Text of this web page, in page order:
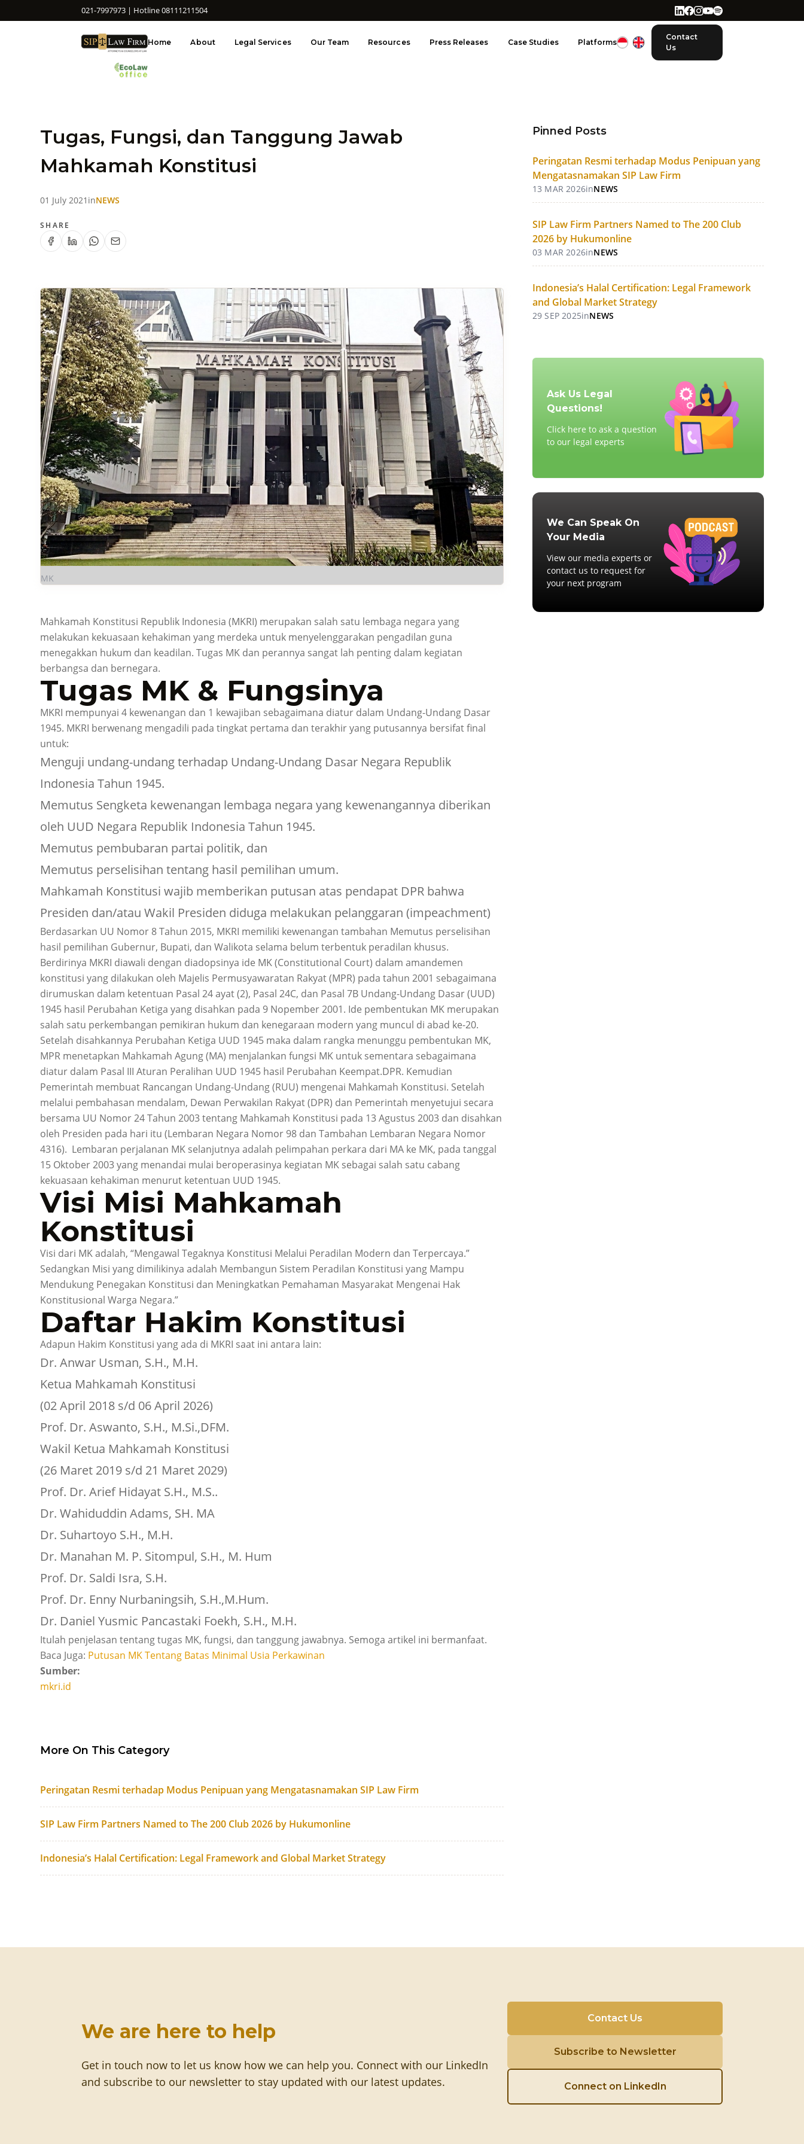
021-7997973 | Hotline 08111211504
Home About Legal Services Our Team Resources Press Releases Case Studies Platforms
Contact
Us
Tugas, Fungsi, dan Tanggung Jawab
Mahkamah Konstitusi
01 July 2021 inNEWS
SHARE
MK
Mahkamah Konstitusi Republik Indonesia (MKRI) merupakan salah satu lembaga negara yang
melakukan kekuasaan kehakiman yang merdeka untuk menyelenggarakan pengadilan guna
menegakkan hukum dan keadilan. Tugas MK dan perannya sangat lah penting dalam kegiatan
berbangsa dan bernegara.
Tugas MK & Fungsinya
MKRI mempunyai 4 kewenangan dan 1 kewajiban sebagaimana diatur dalam Undang-Undang Dasar
1945. MKRI berwenang mengadili pada tingkat pertama dan terakhir yang putusannya bersifat final
untuk:
Menguji undang-undang terhadap Undang-Undang Dasar Negara Republik
Indonesia Tahun 1945.
Memutus Sengketa kewenangan lembaga negara yang kewenangannya diberikan
oleh UUD Negara Republik Indonesia Tahun 1945.
Memutus pembubaran partai politik, dan
Memutus perselisihan tentang hasil pemilihan umum.
Mahkamah Konstitusi wajib memberikan putusan atas pendapat DPR bahwa
Presiden dan/atau Wakil Presiden diduga melakukan pelanggaran (impeachment)
Berdasarkan UU Nomor 8 Tahun 2015, MKRI memiliki kewenangan tambahan Memutus perselisihan
hasil pemilihan Gubernur, Bupati, dan Walikota selama belum terbentuk peradilan khusus.
Berdirinya MKRI diawali dengan diadopsinya ide MK (Constitutional Court) dalam amandemen
konstitusi yang dilakukan oleh Majelis Permusyawaratan Rakyat (MPR) pada tahun 2001 sebagaimana
dirumuskan dalam ketentuan Pasal 24 ayat (2), Pasal 24C, dan Pasal 7B Undang-Undang Dasar (UUD)
1945 hasil Perubahan Ketiga yang disahkan pada 9 Nopember 2001. Ide pembentukan MK merupakan
salah satu perkembangan pemikiran hukum dan kenegaraan modern yang muncul di abad ke-20.
Setelah disahkannya Perubahan Ketiga UUD 1945 maka dalam rangka menunggu pembentukan MK,
MPR menetapkan Mahkamah Agung (MA) menjalankan fungsi MK untuk sementara sebagaimana
diatur dalam Pasal III Aturan Peralihan UUD 1945 hasil Perubahan Keempat.DPR. Kemudian
Pemerintah membuat Rancangan Undang-Undang (RUU) mengenai Mahkamah Konstitusi. Setelah
melalui pembahasan mendalam, Dewan Perwakilan Rakyat (DPR) dan Pemerintah menyetujui secara
bersama UU Nomor 24 Tahun 2003 tentang Mahkamah Konstitusi pada 13 Agustus 2003 dan disahkan
oleh Presiden pada hari itu (Lembaran Negara Nomor 98 dan Tambahan Lembaran Negara Nomor
4316). Lembaran perjalanan MK selanjutnya adalah pelimpahan perkara dari MA ke MK, pada tanggal
15 Oktober 2003 yang menandai mulai beroperasinya kegiatan MK sebagai salah satu cabang
kekuasaan kehakiman menurut ketentuan UUD 1945.
Visi Misi Mahkamah
Konstitusi
Visi dari MK adalah, “Mengawal Tegaknya Konstitusi Melalui Peradilan Modern dan Terpercaya.”
Sedangkan Misi yang dimilikinya adalah Membangun Sistem Peradilan Konstitusi yang Mampu
Mendukung Penegakan Konstitusi dan Meningkatkan Pemahaman Masyarakat Mengenai Hak
Konstitusional Warga Negara.”
Daftar Hakim Konstitusi
Adapun Hakim Konstitusi yang ada di MKRI saat ini antara lain:
Dr. Anwar Usman, S.H., M.H.
Ketua Mahkamah Konstitusi
(02 April 2018 s/d 06 April 2026)
Prof. Dr. Aswanto, S.H., M.Si.,DFM.
Wakil Ketua Mahkamah Konstitusi
(26 Maret 2019 s/d 21 Maret 2029)
Prof. Dr. Arief Hidayat S.H., M.S..
Dr. Wahiduddin Adams, SH. MA
Dr. Suhartoyo S.H., M.H.
Dr. Manahan M. P. Sitompul, S.H., M. Hum
Prof. Dr. Saldi Isra, S.H.
Prof. Dr. Enny Nurbaningsih, S.H.,M.Hum.
Dr. Daniel Yusmic Pancastaki Foekh, S.H., M.H.
Itulah penjelasan tentang tugas MK, fungsi, dan tanggung jawabnya. Semoga artikel ini bermanfaat.
Baca Juga: Putusan MK Tentang Batas Minimal Usia Perkawinan
Sumber:
mkri.id
More On This Category
Peringatan Resmi terhadap Modus Penipuan yang Mengatasnamakan SIP Law Firm
SIP Law Firm Partners Named to The 200 Club 2026 by Hukumonline
Indonesia’s Halal Certification: Legal Framework and Global Market Strategy
Pinned Posts
Peringatan Resmi terhadap Modus Penipuan yang
Mengatasnamakan SIP Law Firm
13 MAR 2026inNEWS
SIP Law Firm Partners Named to The 200 Club
2026 by Hukumonline
03 MAR 2026inNEWS
Indonesia’s Halal Certification: Legal Framework
and Global Market Strategy
29 SEP 2025inNEWS
Ask Us Legal
Questions!
Click here to ask a question
to our legal experts
We Can Speak On
Your Media
View our media experts or
contact us to request for
your next program
We are here to help
Get in touch now to let us know how we can help you. Connect with our LinkedIn
and subscribe to our newsletter to stay updated with our latest updates.
Contact Us
Subscribe to Newsletter
Connect on LinkedIn